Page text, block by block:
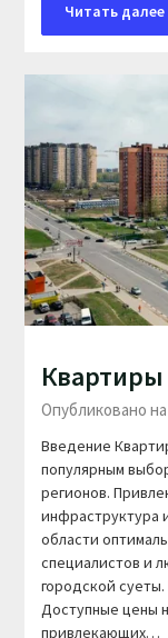
Читать далее
Опубликовано на
Введение
популярным
регионов.
инфраструктура
области
специалистов и
городской
Доступные цены
привлекающих…